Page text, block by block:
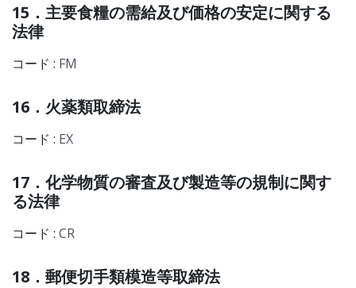
15．主要食糧の需給及び価格の安定に関する
法律
コード : FM
16．火薬類取締法
コード : EX
17．化学物質の審査及び製造等の規制に関す
る法律
コード : CR
18．郵便切手類模造等取締法